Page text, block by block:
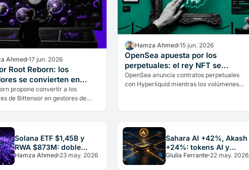
Ahmed 17 jun. 2026
Root Reborn: los
se convierten en
de fondos
propone convertir a los
de Bittensor en gestores de
Hamza Ahmed 15 jun. 2026
OpenSea apuesta por los
perpetuales: el rey NFT se
reinventa
OpenSea anuncia contratos perpetuales
con Hyperliquid mientras los volúmenes
Solana ETF $1,45B y
RWA $873M: doble
adopción institucional
Hamza Ahmed 23 may. 2026
Sahara AI +42%, Akash
+24%: tokens AI y
DePIN lideran mayo
2026
Giulia Ferrante 22 may. 2026